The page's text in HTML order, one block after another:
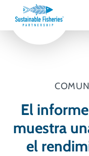
El
muestra
el